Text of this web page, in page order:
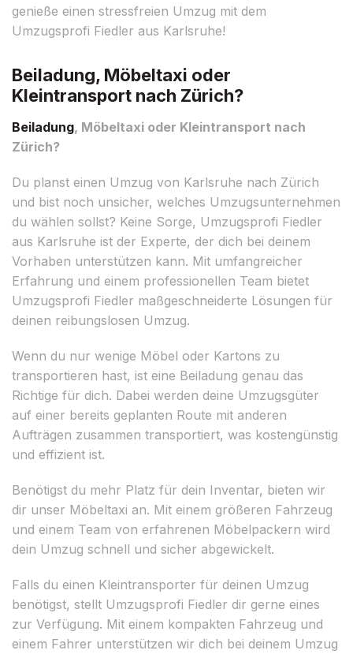
genieße einen stressfreien Umzug mit dem
Umzugsprofi Fiedler aus Karlsruhe!
Beiladung, Möbeltaxi oder
Kleintransport nach Zürich?
Beiladung, Möbeltaxi oder Kleintransport nach
Zürich?
Du planst einen Umzug von Karlsruhe nach Zürich
und bist noch unsicher, welches Umzugsunternehmen
du wählen sollst? Keine Sorge, Umzugsprofi Fiedler
aus Karlsruhe ist der Experte, der dich bei deinem
Vorhaben unterstützen kann. Mit umfangreicher
Erfahrung und einem professionellen Team bietet
Umzugsprofi Fiedler maßgeschneiderte Lösungen für
deinen reibungslosen Umzug.
Wenn du nur wenige Möbel oder Kartons zu
transportieren hast, ist eine Beiladung genau das
Richtige für dich. Dabei werden deine Umzugsgüter
auf einer bereits geplanten Route mit anderen
Aufträgen zusammen transportiert, was kostengünstig
und effizient ist.
Benötigst du mehr Platz für dein Inventar, bieten wir
dir unser Möbeltaxi an. Mit einem größeren Fahrzeug
und einem Team von erfahrenen Möbelpackern wird
dein Umzug schnell und sicher abgewickelt.
Falls du einen Kleintransporter für deinen Umzug
benötigst, stellt Umzugsprofi Fiedler dir gerne eines
zur Verfügung. Mit einem kompakten Fahrzeug und
einem Fahrer unterstützen wir dich bei deinem Umzug